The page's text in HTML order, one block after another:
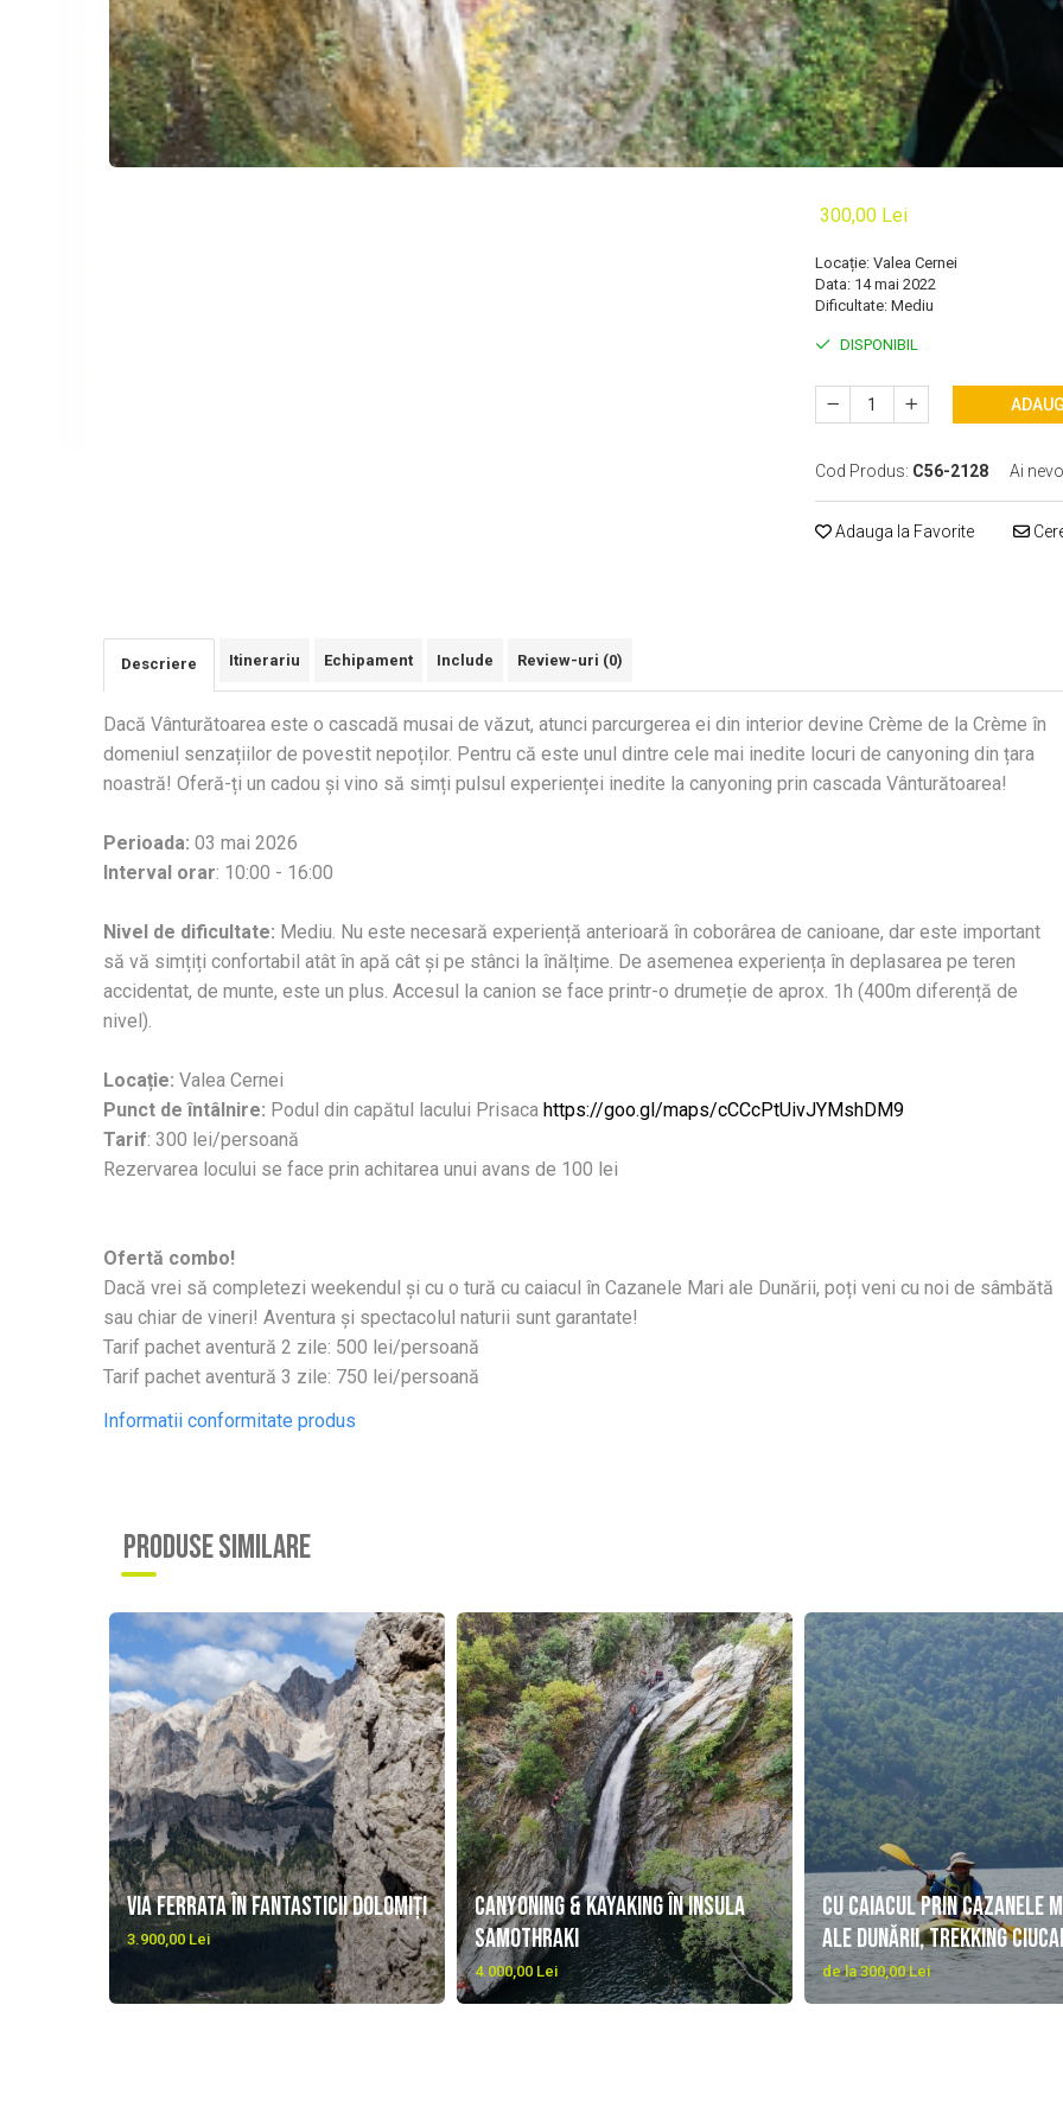
300,00 Lei
Locație: Valea Cernei
Data: 14 mai 2022
Dificultate: Mediu
DISPONIBIL
Cod Produs: C56-2128 Ai
Adauga la Favorite
Descriere Itinerariu Echipament Include Review-uri (0)
Dacă Vânturătoarea este o cascadă musai de văzut, atunci parcurgerea ei din interior devine Crème de la Crème în
domeniul senzațiilor de povestit nepoților. Pentru că este unul dintre cele mai inedite locuri de canyoning din țara
noastră! Oferă-ți un cadou și vino să simți pulsul experienței inedite la canyoning prin cascada Vânturătoarea!
Perioada: 03 mai 2026
Interval orar: 10:00 - 16:00
Nivel de dificultate: Mediu. Nu este necesară experiență anterioară în coborârea de canioane, dar este important
să vă simțiți confortabil atât în apă cât și pe stânci la înălțime. De asemenea experiența în deplasarea pe teren
accidentat, de munte, este un plus. Accesul la canion se face printr-o drumeție de aprox. 1h (400m diferență de
nivel).
Locație: Valea Cernei
Punct de întâlnire: Podul din capătul lacului Prisaca https://goo.gl/maps/cCCcPtUivJYMshDM9
Tarif: 300 lei/persoană
Rezervarea locului se face prin achitarea unui avans de 100 lei
Ofertă combo!
Dacă vrei să completezi weekendul și cu o tură cu caiacul în Cazanele Mari ale Dunării, poți veni cu noi de sâmbătă
sau chiar de vineri! Aventura și spectacolul naturii sunt garantate!
Tarif pachet aventură 2 zile: 500 lei/persoană
Tarif pachet aventură 3 zile: 750 lei/persoană
Informatii conformitate produs
PRODUSE SIMILARE
Via Ferrata în fantasticii Dolomiți
3.900,00 Lei
Canyoning & Kayaking în insula
Samothraki
4.000,00 Lei
Cu caiacul prin Cazanele
ale Dunării, trekking
Mare și vizitare Peștera
de la 300,00 Lei